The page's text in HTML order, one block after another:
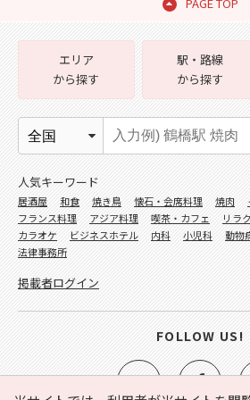
エリア
から探す
駅・路線
から探す
人気キーワード
居酒屋 和食 焼き鳥 懐石・会席料理 焼肉
フランス料理
アジア料理 喫茶・カフェ リラ
カラオケ
ビジネスホテル 内科 小児科 動物
法律事務所
掲載者ログイン
FOLLOW US!